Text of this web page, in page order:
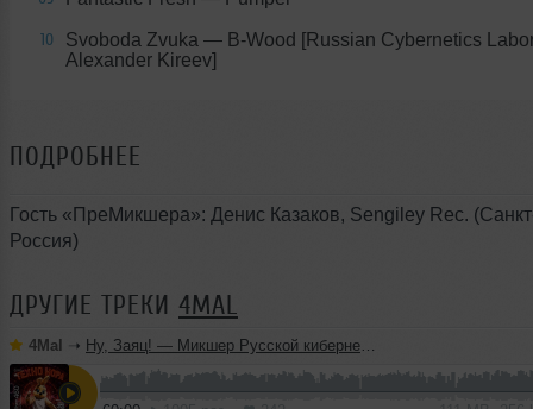
10
Svoboda Zvuka — B-Wood [Russian Cybernetics
Alexander Kireev]
ПОДРОБНЕЕ
Гость «ПреМикшера»: Денис Казаков, Sengiley Rec.
Россия)
ДРУГИЕ ТРЕКИ 4MAL
4Mal ➝ Ну, Заяц! — Микшер Русской кибернетики 460 с Евгением Сваловым (4Mal) и Александром Киреевым (22.07.2026)